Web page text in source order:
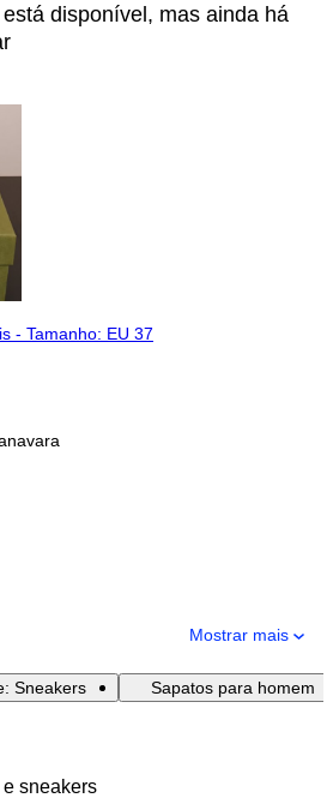
disponível, mas ainda há
- Tamanho: EU 37
Mostrar mais
Sneakers Sapatos para homem
sneakers